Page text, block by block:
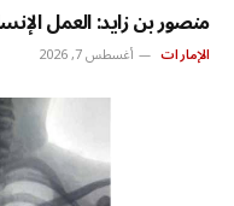
منصور بن زايد: العمل
الإمارات أغسطس 7, 2026